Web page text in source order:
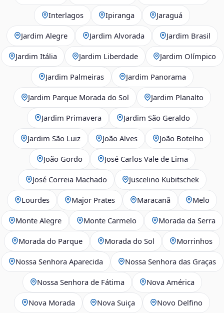
Interlagos Ipiranga Jaraguá
Jardim Alegre Jardim Alvorada Jardim Brasil
Jardim Itália Jardim Liberdade Jardim Olímpico
Jardim Palmeiras Jardim Panorama
Jardim Parque Morada do Sol Jardim Planalto
Jardim Primavera Jardim São Geraldo
Jardim São Luiz João Alves João Botelho
João Gordo José Carlos Vale de Lima
José Correia Machado Juscelino Kubitschek
Lourdes Major Prates Maracanã Melo
Monte Alegre Monte Carmelo Morada da Serra
Morada do Parque Morada do Sol Morrinhos
Nossa Senhora Aparecida Nossa Senhora das Graças
Nossa Senhora de Fátima Nova América
Nova Morada Nova Suiça Novo Delfino